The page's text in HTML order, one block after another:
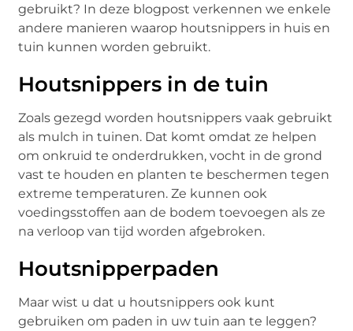
gebruikt? In deze blogpost verkennen we enkele
andere manieren waarop houtsnippers in huis en
tuin kunnen worden gebruikt.
Houtsnippers in de tuin
Zoals gezegd worden houtsnippers vaak gebruikt
als mulch in tuinen. Dat komt omdat ze helpen
om onkruid te onderdrukken, vocht in de grond
vast te houden en planten te beschermen tegen
extreme temperaturen. Ze kunnen ook
voedingsstoffen aan de bodem toevoegen als ze
na verloop van tijd worden afgebroken.
Houtsnipperpaden
Maar wist u dat u houtsnippers ook kunt
gebruiken om paden in uw tuin aan te leggen?